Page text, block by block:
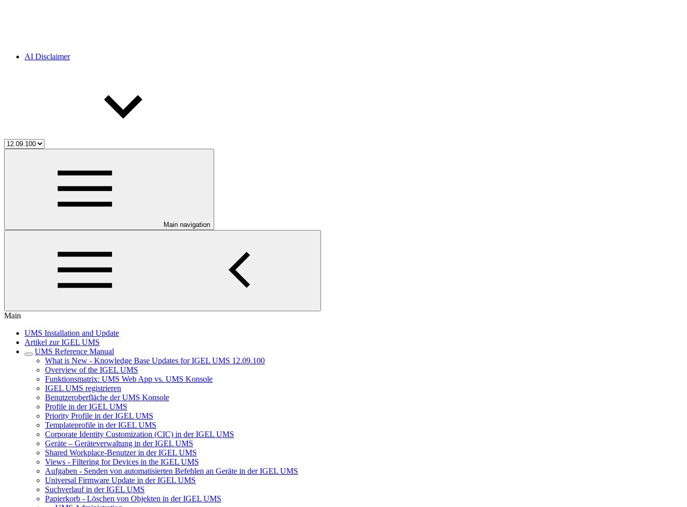
AI Disclaimer
Main navigation
Main
UMS Installation and Update
Artikel zur IGEL UMS
UMS Reference Manual
What is New - Knowledge Base Updates for IGEL UMS 12.09.100
Overview of the IGEL UMS
Funktionsmatrix: UMS Web App vs. UMS Konsole
IGEL UMS registrieren
Benutzeroberfläche der UMS Konsole
Profile in der IGEL UMS
Priority Profile in der IGEL UMS
Templateprofile in der IGEL UMS
Corporate Identity Customization (CIC) in der IGEL UMS
Geräte – Geräteverwaltung in der IGEL UMS
Shared Workplace-Benutzer in der IGEL UMS
Views - Filtering for Devices in the IGEL UMS
Aufgaben - Senden von automatisierten Befehlen an Geräte in der IGEL UMS
Universal Firmware Update in der IGEL UMS
Suchverlauf in der IGEL UMS
Papierkorb - Löschen von Objekten in der IGEL UMS